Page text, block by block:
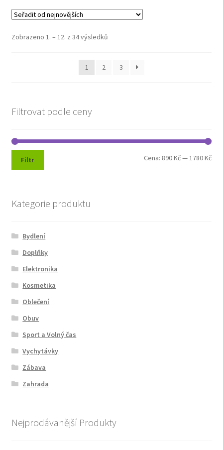
Zobrazeno 1. – 12. z 34 výsledkůSeřazeno
1
2 3
Filtrovat podle ceny
Filtr Cena: 890 Kč—1780 Kč
Kategorie produktu
Bydlení
Doplňky
Elektronika
Kosmetika
Oblečení
Obuv
Sport a Volný čas
Vychytávky
Zábava
Zahrada
Nejprodávanější Produkty